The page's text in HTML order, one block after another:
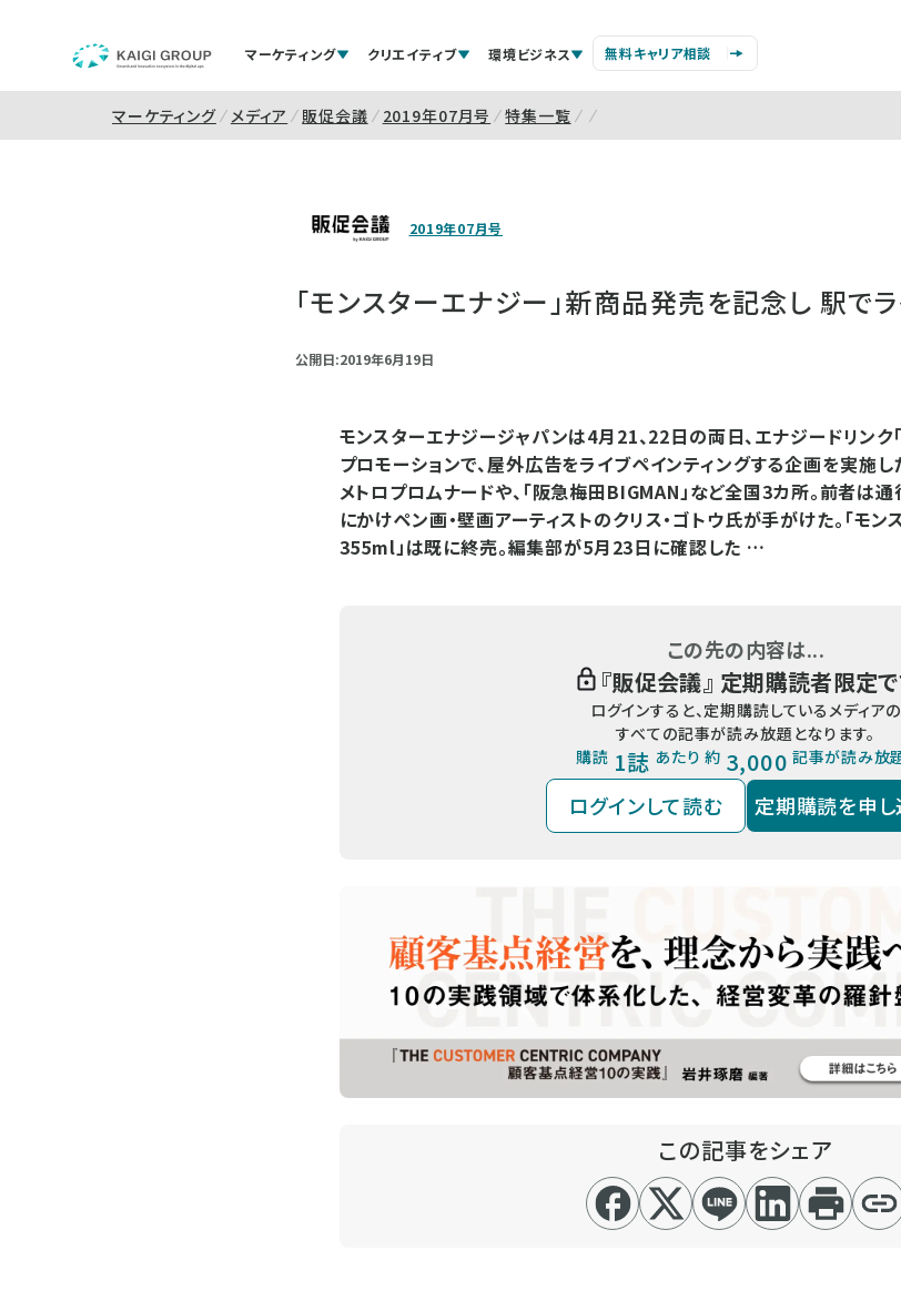
マーケティング クリエイティブ 環境ビジネス 無料キャリア相談
マーケティング メディア 販促会議 2019年07月号 特集一覧
2019年07月号
「モンスターエナジー」新商品発売を記念し 駅で
公開日:2019年6月19日
モンスターエナジージャパンは4月21、22日の両日、エナジードリンク
プロモーションで、屋外広告をライブペインティングする企画を実施
メトロプロムナードや、「阪急梅田BIGMAN」など全国3カ所。前者は
にかけペン画・壁画アーティストのクリス・ゴトウ氏が手がけた。「モ
355ml」は既に終売。編集部が5月23日に確認した …
この先の内容は...
『販促会議』 定期購読者限定
ログインすると、定期購読しているメディアの
すべての記事が読み放題となります。
購読 1誌 あたり 約 3,000 記事が読み放題
ログインして読む 定期購読を申
この記事をシェア